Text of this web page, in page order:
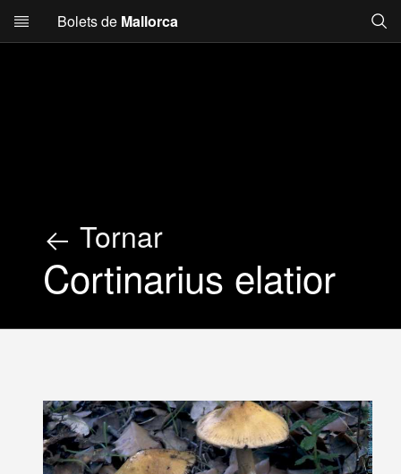
Skip to main content
Bolets de Mallorca
Tornar
Cortinarius elatior